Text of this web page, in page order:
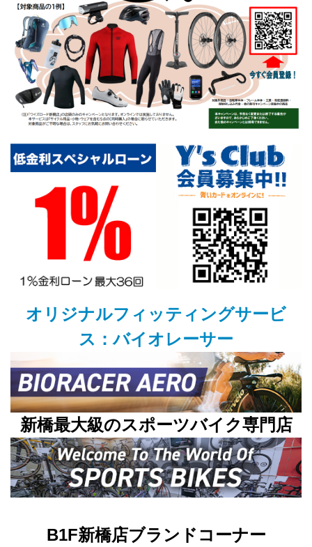
オリジナルフィッティングサービ
ス：バイオレーサー
新橋最大級のスポーツバイク専門店
B1F新橋店ブランドコーナー